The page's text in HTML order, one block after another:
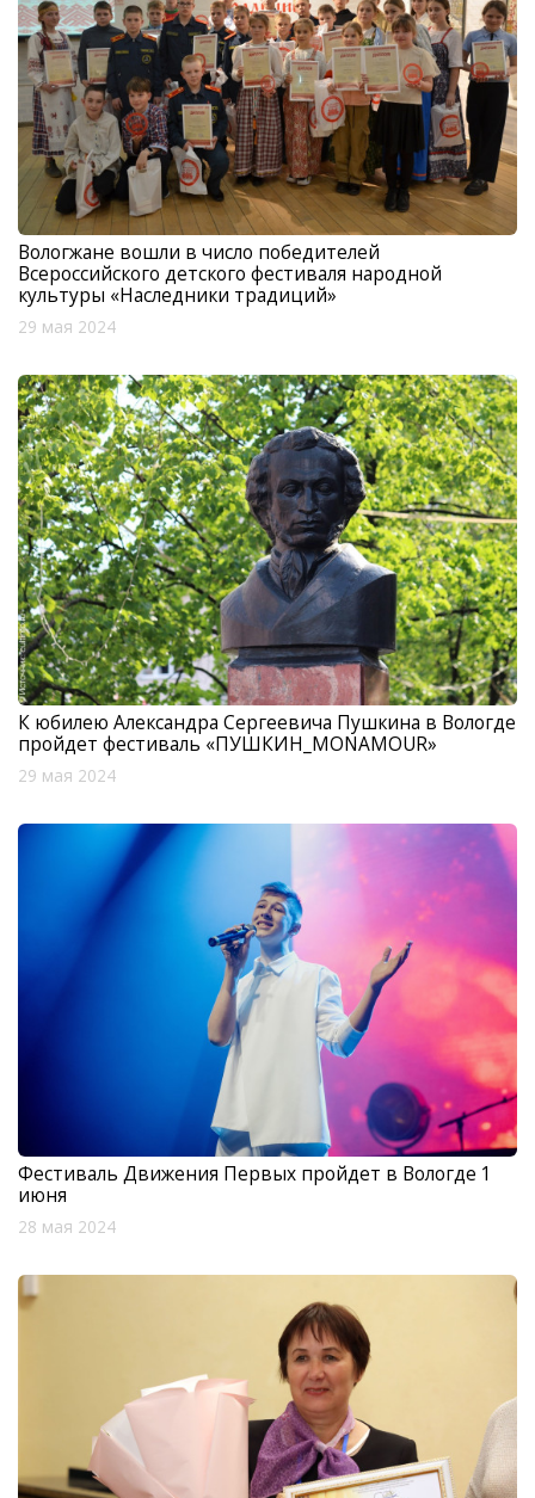
Вологжане вошли в число победителей
Всероссийского детского фестиваля народной
культуры «Наследники традиций»
29 мая 2024
К юбилею Александра Сергеевича Пушкина в Вологде
пройдет фестиваль «‎ПУШКИН_MONAMOUR»
29 мая 2024
Фестиваль Движения Первых пройдет в Вологде 1
июня
28 мая 2024